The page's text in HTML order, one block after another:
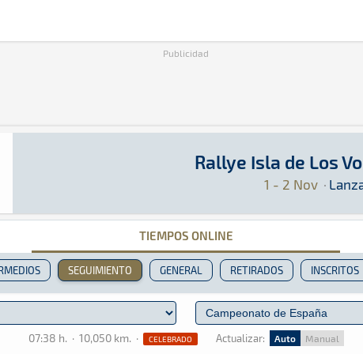
Publicidad
Rallye Isla de Los
1 - 2 Nov ·
Tierra · Rallye Isla de Los Volcanes 2019:
TIEMPOS ONLINE
SEGUIMIENTO GENERAL RETIRADOS INSCRITOS
07:38 h. · 10,050 km. · CELEBRADO Actualizar: Auto Manual